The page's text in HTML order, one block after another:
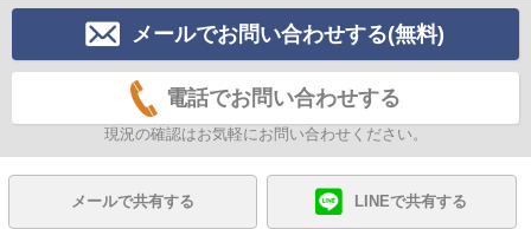
メールでお問い合わせする(無料)
電話でお問い合わせする
現況の確認はお気軽にお問い合わせください。
メールで共有する LINEで共有する